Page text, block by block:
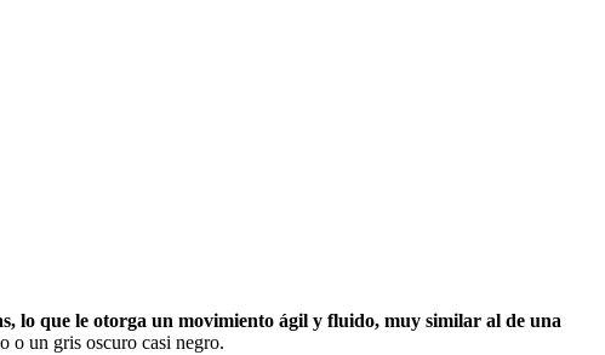
lo que le otorga un movimiento ágil y fluido, muy similar al de una
o un gris oscuro casi negro.